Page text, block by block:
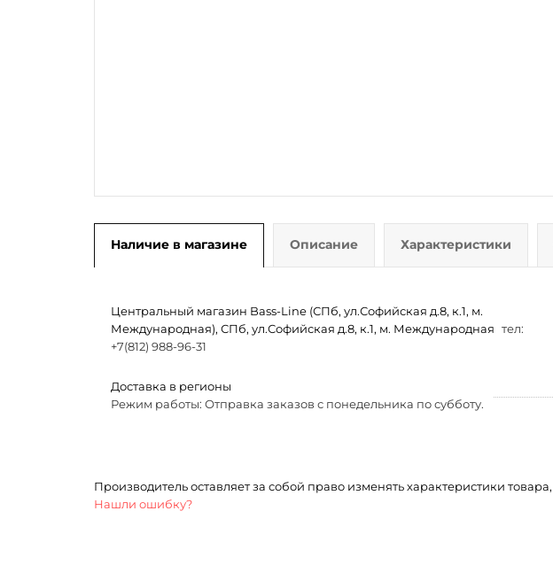
Наличие в магазине Описание Характеристики
Центральный магазин Bass-Line (СПб, ул.Софийская д.8, к.1, м.
Международная), СПб, ул.Софийская д.8, к.1, м. Международная тел:
+7(812) 988-96-31
Доставка в регионы
Режим работы: Отправка заказов с понедельника по субботу.
Производитель оставляет за собой право изменять характеристики
Нашли ошибку?